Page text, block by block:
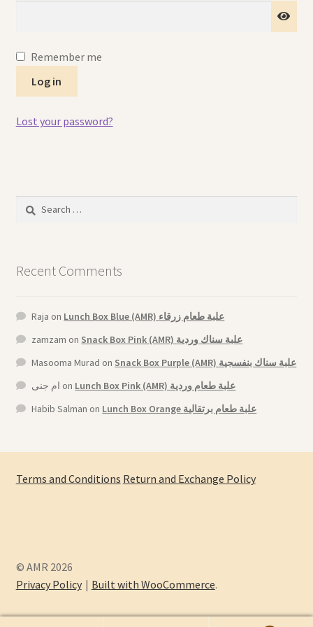
Disney ديزني
Organizers قسم التنظيم
Hair Accessories اكسسوارات الشعر
SWIMMING POOLS برك السباحة
Remember me
Log in
Lost your password?
Search
Recent Comments
Raja on
Lunch Box Blue (AMR) علبة طعام زرقاء
zamzam on
Snack Box Pink (AMR) علبة سناك وردية
Masooma Murad on
Snack Box Purple (AMR) علبة سناك بنفسجية
ام جنى on
Lunch Box Pink (AMR) علبة طعام وردية
Habib Salman on Lunch Box Orange علبة طعام برتقالية
Terms and Conditions Return and Exchange Policy
© AMR 2026
Privacy Policy
Built with WooCommerce.